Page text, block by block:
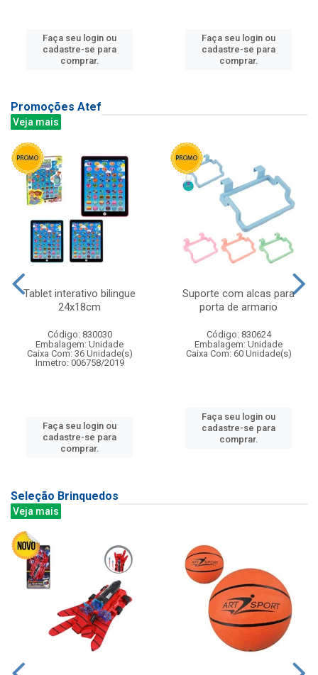
Faça seu login ou
cadastre-se para
comprar.
Faça seu login ou
cadastre-se para
comprar.
Promoções Atef
Veja mais
Tablet interativo bilingue
24x18cm
Código: 830030
Embalagem: Unidade
Caixa Com: 36 Unidade(s)
Inmetro: 006758/2019
Faça seu login ou
cadastre-se para
comprar.
Suporte com alcas para
porta de armario
Código: 830624
Embalagem: Unidade
Caixa Com: 60 Unidade(s)
Faça seu login ou
cadastre-se para
comprar.
Seleção Brinquedos
Veja mais